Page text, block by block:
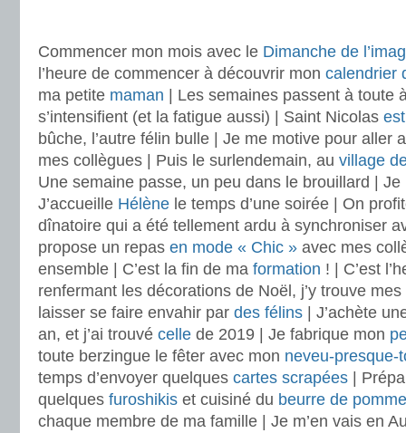
Commencer mon mois avec le Dimanche de
l’heure de commencer à découvrir mon calendrier
ma petite maman | Les semaines passent à toute
s’intensifient (et la fatigue aussi) | Saint Nicolas
bûche, l’autre félin bulle | Je me motive pour aller
mes collègues | Puis le surlendemain, au village
Une semaine passe, un peu dans le brouillard | Je
J’accueille Hélène le temps d’une soirée | On
dînatoire qui a été tellement ardu à synchroniser
propose un repas en mode « Chic » avec mes
ensemble | C’est la fin de ma formation ! | C’est
renfermant les décorations de Noël, j’y trouve
laisser se faire envahir par des félins | J’achète
an, et j’ai trouvé celle de 2019 | Je fabrique mon
toute berzingue le fêter avec mon neveu-presque-
temps d’envoyer quelques cartes scrapées |
quelques furoshikis et cuisiné du beurre de
chaque membre de ma famille | Je m’en vais en